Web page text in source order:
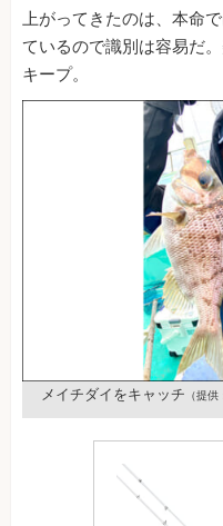
上がってきたのは、本命
ているので識別は容易だ
キープ。
メイチダイをキャッチ （提